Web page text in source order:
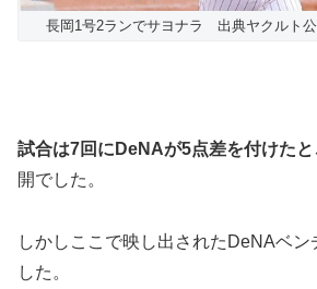
長岡1号2ランでサヨナラ 出典ヤクルト
試合は7回にDeNAが5点差を付けたと
開でした。
しかしここで映し出されたDeNAベン
した。